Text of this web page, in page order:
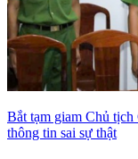
Bắt tạm giam Chủ
thông tin sai sự thật